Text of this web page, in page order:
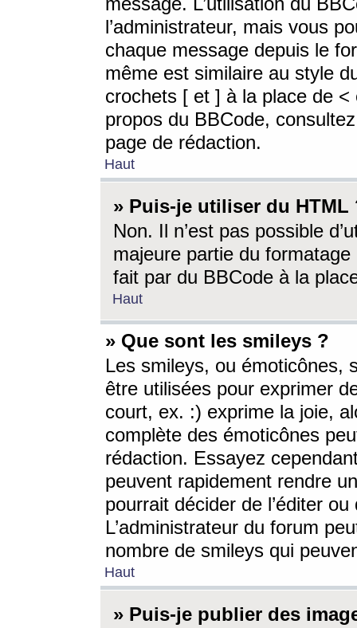
l’administrateur, mais vous
chaque message depuis le
même est similaire au style
crochets [ et ] à la place de <
propos du BBCode,
page de rédaction.
Haut
» Puis-je utiliser du HTML
Non. Il n’est pas possible
majeure partie du
fait par du BBCode à la
Haut
» Que sont les smileys ?
Les smileys, ou émoticônes,
être utilisées pour exprimer
court, ex. :) exprime la joie,
complète des émoticônes
rédaction. Essayez
peuvent rapidement rendre
pourrait décider de l’éditer
L’administrateur du forum
nombre de smileys qui
Haut
» Puis-je publier des